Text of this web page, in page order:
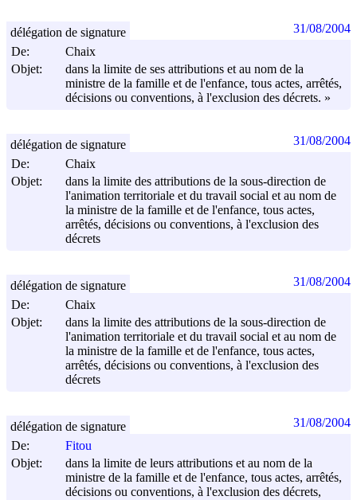
De:
Chaix
Objet:
dans la limite de ses attributions et au nom de la
ministre de la famille et de l'enfance, tous actes, arrêtés,
décisions ou conventions, à l'exclusion des décrets. »
délégation de signature 31/08/2004
De:
Chaix
Objet:
dans la limite des attributions de la sous-direction de
l'animation territoriale et du travail social et au nom de
la ministre de la famille et de l'enfance, tous actes,
arrêtés, décisions ou conventions, à l'exclusion des
décrets
délégation de signature 31/08/2004
De:
Chaix
Objet:
dans la limite des attributions de la sous-direction de
l'animation territoriale et du travail social et au nom de
la ministre de la famille et de l'enfance, tous actes,
arrêtés, décisions ou conventions, à l'exclusion des
décrets
délégation de signature 31/08/2004
De:
Fitou
Objet:
dans la limite de leurs attributions et au nom de la
ministre de la famille et de l'enfance, tous actes, arrêtés,
décisions ou conventions, à l'exclusion des décrets,
délégation de signature 31/08/2004